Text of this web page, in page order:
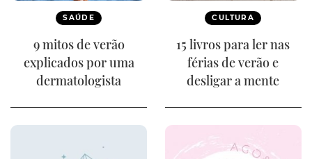
SAÚDE
9 mitos de verão
explicados por uma
dermatologista
CULTURA
15 livros para ler nas
férias de verão e
desligar a mente